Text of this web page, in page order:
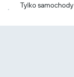
Tylko